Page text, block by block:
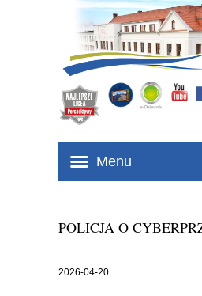
Menu
POLICJA O
2026-04-20